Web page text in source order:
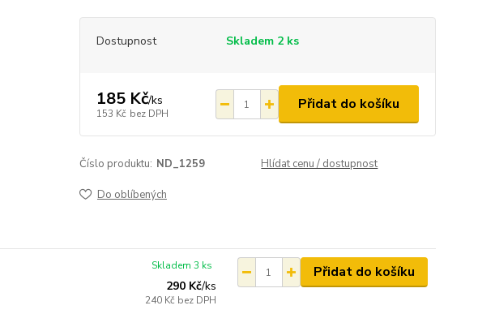
Dostupnost Skladem 2 ks
185 Kč/ks
153 Kč bez DPH
Přidat do košíku
Číslo produktu: ND_1259 Hlídat cenu / dostupnost
Do oblíbených
290 Kč/ks
240 Kč bez DPH
Skladem 3 ks Přidat do košíku